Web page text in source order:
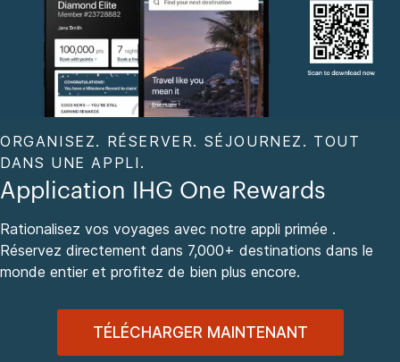
ORGANISEZ. RÉSERVER. SÉJOURNEZ. TOUT
DANS UNE APPLI.
Application IHG One Rewards
Rationalisez vos voyages avec notre appli primée .
Réservez directement dans 7,000+ destinations dans le
monde entier et profitez de bien plus encore.
TÉLÉCHARGER MAINTENANT